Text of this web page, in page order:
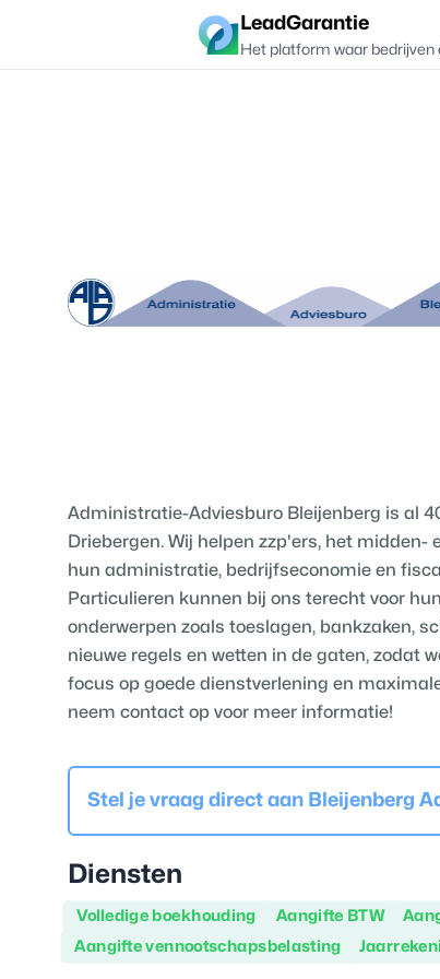
LeadGarantie
Het platform waar bedrijven
Administratie-Adviesburo Bleijenberg is al
Driebergen. Wij helpen zzp'ers, het
hun administratie, bedrijfseconomie en
Particulieren kunnen bij ons terecht voor
onderwerpen zoals toeslagen, bankzaken,
nieuwe regels en wetten in de gaten, zodat
focus op goede dienstverlening en
neem contact op voor meer informatie!
Stel je vraag direct aan Bleijenberg
Diensten
Volledige boekhouding Aangifte BTW
Aangifte vennootschapsbelasting